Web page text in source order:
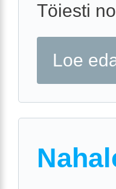
Töiesti
Loe